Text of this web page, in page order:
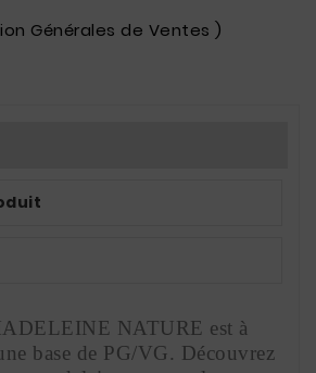
Générales de Ventes )
NATURE est à
base de PG/VG. Découvrez